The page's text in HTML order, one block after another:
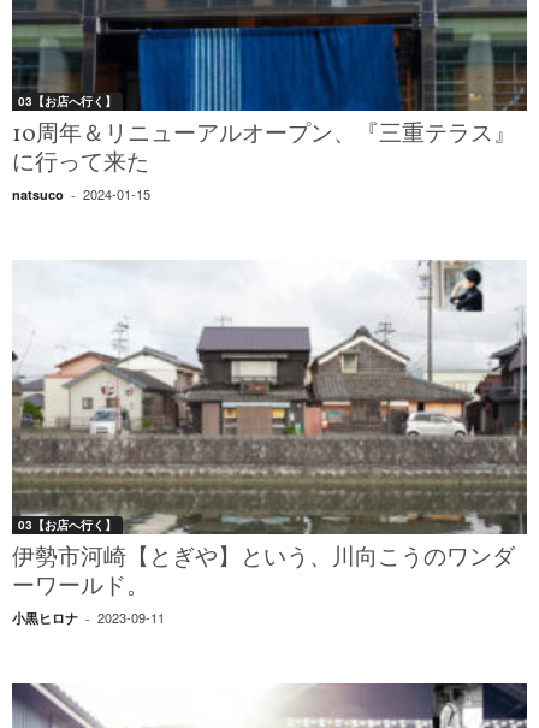
03【お店へ行く】
10周年＆リニューアルオープン、『三重テラス』
に行って来た
natsuco - 2024-01-15
03【お店へ行く】
伊勢市河崎【とぎや】という、川向こうのワンダ
ーワールド。
小黒ヒロナ - 2023-09-11